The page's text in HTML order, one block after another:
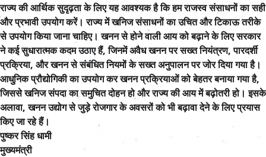
राज्य की आर्थिक सुदृढ़ता के लिए यह आवश्यक है कि हम राजस्व संसाधनों का सही
और प्रभावी उपयोग करें। राज्य में खनिज संसाधनों का उचित और टिकाऊ तरीके
से उपयोग किया जाना चाहिए। खनन से होने वाली आय को बढ़ाने के लिए सरकार
ने कई सुधारात्मक कदम उठाए हैं, जिनमें अवैध खनन पर सख्त नियंत्रण, पारदर्शी
प्रक्रिया, और खनन से संबंधित नियमों के सख्त अनुपालन पर जोर दिया गया है।
आधुनिक प्रौद्योगिकी का उपयोग कर खनन प्रक्रियाओं को बेहतर बनाया गया है,
जिससे खनिज संपदा का समुचित दोहन हो और राज्य की आय में बढ़ोतरी हो। इसके
अलावा, खनन उद्योग से जुड़े रोजगार के अवसरों को भी बढ़ावा देने के लिए प्रयास
किए जा रहे हैं।
पुष्कर सिंह धामी
मुख्यमंत्री